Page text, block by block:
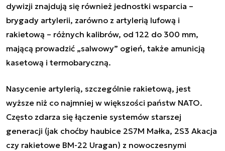
dywizji znajdują się również jednostki wsparcia –
brygady artylerii, zarówno z artylerią lufową i
rakietową – różnych kalibrów, od 122 do 300 mm,
mającą prowadzić „salwowy” ogień, także amunicją
kasetową i termobaryczną.
Nasycenie artylerią, szczególnie rakietową, jest
wyższe niż co najmniej w większości państw NATO.
Często zdarza się łączenie systemów starszej
generacji (jak choćby haubice 2S7M Małka, 2S3 Akacja
czy rakietowe BM-22 Uragan) z nowoczesnymi